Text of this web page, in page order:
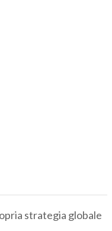
strategia globale